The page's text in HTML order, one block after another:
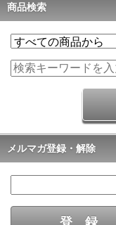
商品検索
メルマガ登録・解除